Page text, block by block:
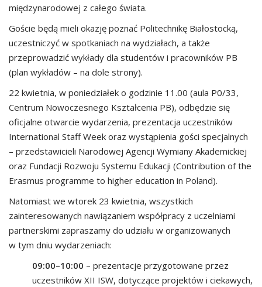
międzynarodowej z całego świata.
Goście będą mieli okazję poznać Politechnikę Białostocką,
uczestniczyć w spotkaniach na wydziałach, a także
przeprowadzić wykłady dla studentów i pracowników PB
(plan wykładów – na dole strony).
22 kwietnia, w poniedziałek o godzinie 11.00 (aula P0/33,
Centrum Nowoczesnego Kształcenia PB), odbędzie się
oficjalne otwarcie wydarzenia, prezentacja uczestników
International Staff Week oraz wystąpienia gości specjalnych
– przedstawicieli Narodowej Agencji Wymiany Akademickiej
oraz Fundacji Rozwoju Systemu Edukacji (Contribution of the
Erasmus programme to higher education in Poland).
Natomiast we wtorek 23 kwietnia, wszystkich
zainteresowanych nawiązaniem współpracy z uczelniami
partnerskimi zapraszamy do udziału w organizowanych
w tym dniu wydarzeniach:
09:00–10:00 – prezentacje przygotowane przez
uczestników XII ISW, dotyczące projektów i ciekawych,